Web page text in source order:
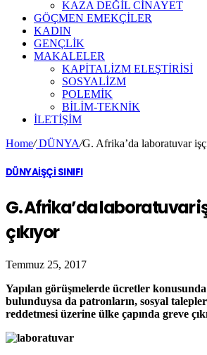
KAZA DEĞİL CİNAYET
GÖÇMEN EMEKÇİLER
KADIN
GENÇLİK
MAKALELER
KAPİTALİZM ELEŞTİRİSİ
SOSYALİZM
POLEMİK
BİLİM-TEKNİK
ILETIŞIM
Home/DÜNYA/G. Afrika’da laboratuvar
DÜNYAİŞÇİ SINIFI
G. Afrika’da laboratuvar
çıkıyor
Temmuz 25, 2017
Yapılan görüşmelerde ücretler konusunda
bulunduysa da patronların, sosyal
reddetmesi üzerine ülke çapında greve